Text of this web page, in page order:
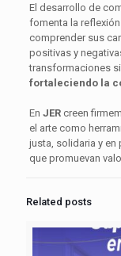
El desarrollo de
fomenta la
comprender sus
positivas y
transformaciones
fortaleciendo la
En JERcreen
el arte como
justa, solidaria y en
que promuevan
Related posts